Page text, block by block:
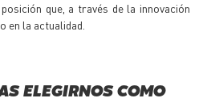
posición que, a través de la innovación
en la actualidad.
ELEGIRNOS COMO